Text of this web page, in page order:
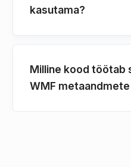
kasutama?
Milline kood töötab
WMF